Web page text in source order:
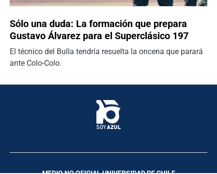
Sólo una duda: La formación que prepara
Gustavo Álvarez para el Superclásico 197
El técnico del Bulla tendría resuelta la oncena que parará
ante Colo-Colo.